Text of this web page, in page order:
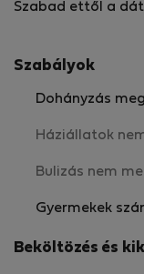
Szabad ettől a
Szabályok
Dohányzás
Háziállatok
Bulizás nem
Gyermekek
Beköltözés és